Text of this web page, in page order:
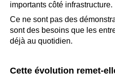
importants côté infrastructure.
Ce ne sont pas des
sont des besoins que les
déjà au quotidien.
Cette évolution remet-